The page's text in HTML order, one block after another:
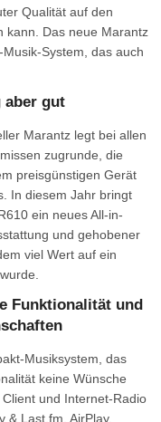
Qualität auf den
kann. Das neue Marantz
System, das auch
aber gut
Marantz legt bei allen
zugrunde, die
preisgünstigen Gerät
In diesem Jahr bringt
ein neues All-in-
und gehobener
viel Wert auf ein
Funktionalität und
Musiksystem, das
keine Wünsche
und Internet-Radio
& Last.fm, AirPlay,